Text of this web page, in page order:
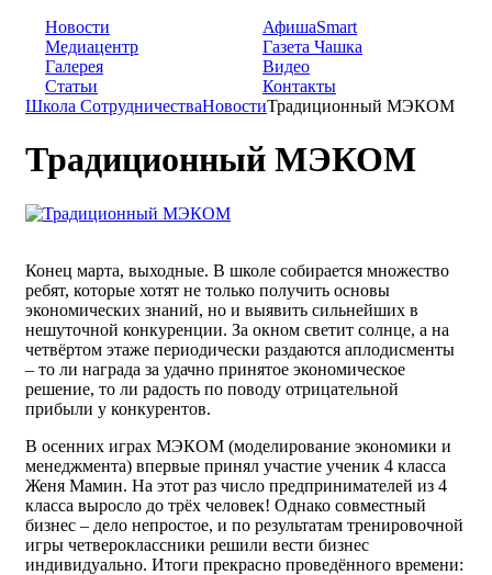
Новости
АфишаSmart
Медиацентр
Газета Чашка
Галерея
Видео
Статьи
Контакты
Школа СотрудничестваНовостиТрадиционный МЭКОМ
Традиционный МЭКОМ
Конец марта, выходные. В школе собирается множество
ребят, которые хотят не только получить основы
экономических знаний, но и выявить сильнейших в
нешуточной конкуренции. За окном светит солнце, а на
четвёртом этаже периодически раздаются аплодисменты
– то ли награда за удачно принятое экономическое
решение, то ли радость по поводу отрицательной
прибыли у конкурентов.
В осенних играх МЭКОМ (моделирование экономики и
менеджмента) впервые принял участие ученик 4 класса
Женя Мамин. На этот раз число предпринимателей из 4
класса выросло до трёх человек! Однако совместный
бизнес – дело непростое, и по результатам тренировочной
игры четвероклассники решили вести бизнес
индивидуально. Итоги прекрасно проведённого времени: